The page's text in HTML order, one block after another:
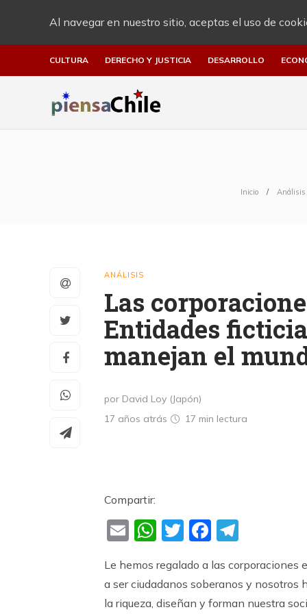
Al navegar en nuestro sitio, aceptas el uso de
CULTURA DERECHO Y JUSTICIA DESARROLLO
Inicio Análisis
ANÁLISIS
Las
Entidades
manejan el
por David Loy (Japón)
17 años atrás
17 min lectura
Compartir:
EmailWhatsApp
Twitter
Le hemos regalado a las
a ser ciudadanos soberanos y nosotros
la riqueza, diseñan y forman nuestra